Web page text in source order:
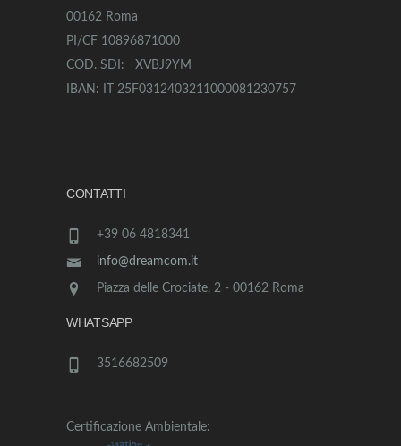
00162 Roma
PI/CF 10896871000
COD. SDI: XVBJ9YM
IBAN: IT 25F0312403211000081230757
CONTATTI
+39 06 4818341
info@dreamcom.it
Piazza delle Crociate, 2 - 00162 Roma
WHATSAPP
3516682509
Certificazione Ambientale: